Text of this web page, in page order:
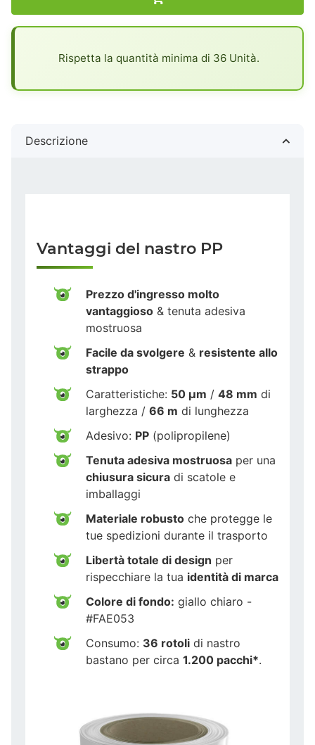
Rispetta la quantità minima di 36 Unità.
Descrizione
Vantaggi del nastro PP
Prezzo d'ingresso molto
vantaggioso & tenuta adesiva
mostruosa
Facile da svolgere & resistente allo
strappo
Caratteristiche: 50 µm / 48 mm di
larghezza / 66 m di lunghezza
Adesivo: PP (polipropilene)
Tenuta adesiva mostruosa per una
chiusura sicura di scatole e
imballaggi
Materiale robusto che protegge le
tue spedizioni durante il trasporto
Libertà totale di design per
rispecchiare la tua identità di marca
Colore di fondo: giallo chiaro -
#FAE053
Consumo: 36 rotoli di nastro
bastano per circa 1.200 pacchi*.